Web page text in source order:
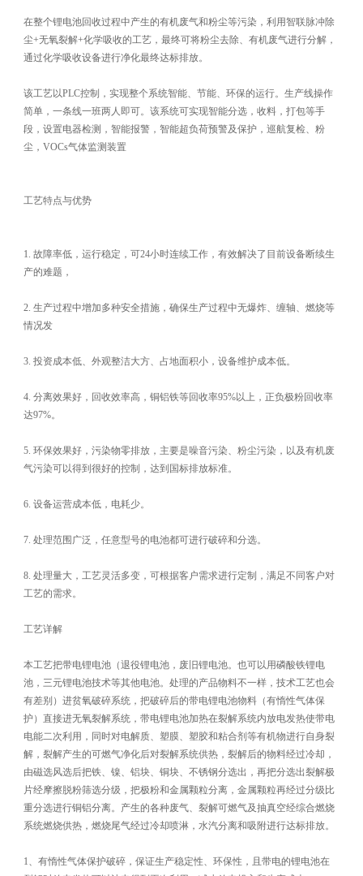
在整个锂电池回收过程中产生的有机废气和粉尘等污染，利用智联脉冲除
尘+无氧裂解+化学吸收的工艺，最终可将粉尘去除、有机废气进行分解，
通过化学吸收设备进行净化最终达标排放。
该工艺以PLC控制，实现整个系统智能、节能、环保的运行。生产线操作
简单，一条线一班两人即可。该系统可实现智能分选，收料，打包等手
段，设置电器检测，智能报警，智能超负荷预警及保护，巡航复检、粉
尘，VOCs气体监测装置
工艺特点与优势
1. 故障率低，运行稳定，可24小时连续工作，有效解决了目前设备断续生
产的难题，
2. 生产过程中增加多种安全措施，确保生产过程中无爆炸、缠轴、燃烧等
情况发
3. 投资成本低、外观整洁大方、占地面积小，设备维护成本低。
4. 分离效果好，回收效率高，铜铝铁等回收率95%以上，正负极粉回收率
达97%。
5. 环保效果好，污染物零排放，主要是噪音污染、粉尘污染，以及有机废
气污染可以得到很好的控制，达到国标排放标准。
6. 设备运营成本低，电耗少。
7. 处理范围广泛，任意型号的电池都可进行破碎和分选。
8. 处理量大，工艺灵活多变，可根据客户需求进行定制，满足不同客户对
工艺的需求。
工艺详解
本工艺把带电锂电池（退役锂电池，废旧锂电池。也可以用磷酸铁锂电
池，三元锂电池技术等其他电池。处理的产品物料不一样，技术工艺也会
有差别）进贫氧破碎系统，把破碎后的带电锂电池物料（有惰性气体保
护）直接进无氧裂解系统，带电锂电池加热在裂解系统内放电发热使带电
电能二次利用，同时对电解质、塑膜、塑胶和粘合剂等有机物进行自身裂
解，裂解产生的可燃气净化后对裂解系统供热，裂解后的物料经过冷却，
由磁选风选后把铁、镍、铝块、铜块、不锈钢分选出，再把分选出裂解极
片经摩擦脱粉筛选分级，把极粉和金属颗粒分离，金属颗粒再经过分级比
重分选进行铜铝分离。产生的各种废气、裂解可燃气及抽真空经综合燃烧
系统燃烧供热，燃烧尾气经过冷却喷淋，水汽分离和吸附进行达标排放。
1、有惰性气体保护破碎，保证生产稳定性、环保性，且带电的锂电池在